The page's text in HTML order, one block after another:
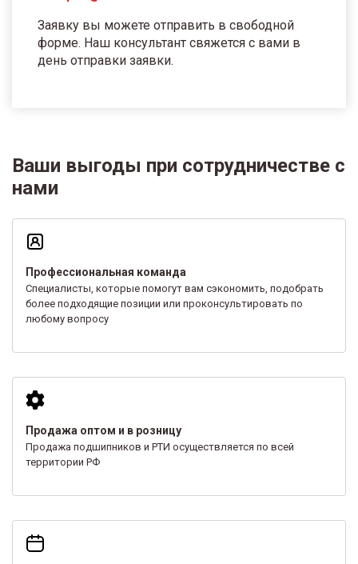
Заявку вы можете отправить в свободной
форме. Наш консультант свяжется с вами в
день отправки заявки.
Ваши выгоды при сотрудничестве с
нами
Профессиональная команда
Специалисты, которые помогут вам сэкономить, подобрать
более подходящие позиции или проконсультировать по
любому вопросу
Продажа оптом и в розницу
Продажа подшипников и РТИ осуществляется по всей
территории РФ